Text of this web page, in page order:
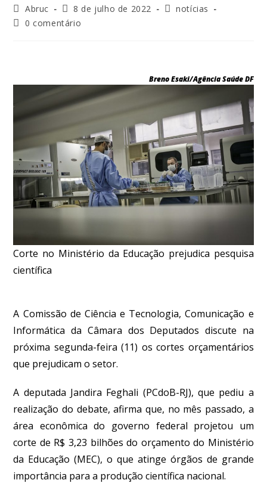
Abruc 8 de julho de 2022
notícias
0 comentário
Breno Esaki/Agência Saúde DF
Corte no Ministério da Educação prejudica pesquisa
científica
A Comissão de Ciência e Tecnologia, Comunicação e
Informática da Câmara dos Deputados discute na
próxima segunda-feira (11) os cortes orçamentários
que prejudicam o setor.
A deputada Jandira Feghali (PCdoB-RJ), que pediu a
realização do debate, afirma que, no mês passado, a
área econômica do governo federal projetou um
corte de R$ 3,23 bilhões do orçamento do Ministério
da Educação (MEC), o que atinge órgãos de grande
importância para a produção científica nacional.